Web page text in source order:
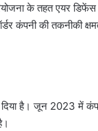
के तहत एयर
कंपनी की तकनीकी
दिया है। जून 2023 में